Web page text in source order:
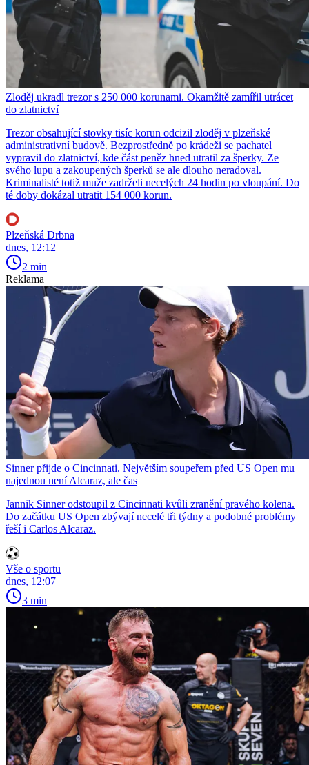
Zloděj ukradl trezor s 250 000 korunami. Okamžitě zamířil utrácet
do zlatnictví
Trezor obsahující stovky tisíc korun odcizil zloděj v plzeňské
administrativní budově. Bezprostředně po krádeži se pachatel
vypravil do zlatnictví, kde část peněz hned utratil za šperky. Ze
svého lupu a zakoupených šperků se ale dlouho neradoval.
Kriminalisté totiž muže zadrželi necelých 24 hodin po vloupání. Do
té doby dokázal utratit 154 000 korun.
Plzeňská Drbna
dnes, 12:12
2 min
Reklama
Sinner přijde o Cincinnati. Největším soupeřem před US Open mu
najednou není Alcaraz, ale čas
Jannik Sinner odstoupil z Cincinnati kvůli zranění pravého kolena.
Do začátku US Open zbývají necelé tři týdny a podobné problémy
řeší i Carlos Alcaraz.
Vše o sportu
dnes, 12:07
3 min